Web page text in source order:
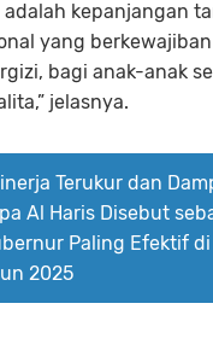
adalah kepanjangan
yang
bagi anak-anak
jelasnya.
Terukur dan
Al Haris Disebut
Paling Efektif di
2025